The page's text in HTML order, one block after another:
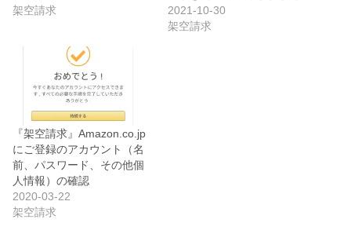
架空請求
2021-10-30
架空請求
『架空請求』Amazon.co.jp
にご登録のアカウント（名
前、パスワード、その他個
人情報）の確認
2020-03-22
架空請求